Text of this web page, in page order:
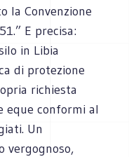
la Convenzione
E precisa:
in Libia
di protezione
richiesta
eque conformi al
Un
vergognoso,